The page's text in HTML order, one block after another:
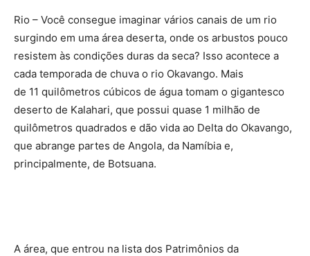
Rio – Você consegue imaginar vários canais de um rio
surgindo em uma área deserta, onde os arbustos pouco
resistem às condições duras da seca? Isso acontece a
cada temporada de chuva o rio Okavango. Mais
de 11 quilômetros cúbicos de água tomam o gigantesco
deserto de Kalahari, que possui quase 1 milhão de
quilômetros quadrados e dão vida ao Delta do Okavango,
que abrange partes de Angola, da Namíbia e,
principalmente, de Botsuana.
A área, que entrou na lista dos Patrimônios da